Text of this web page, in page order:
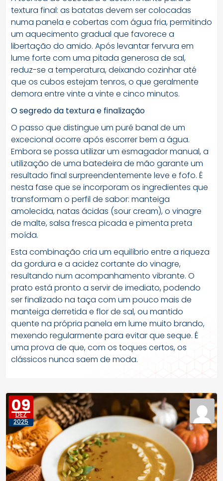
textura final: as batatas devem ser colocadas
numa panela e cobertas com água fria, permitindo
um aquecimento gradual que favorece a
libertação do amido. Após levantar fervura em
lume forte com uma pitada generosa de sal,
reduz-se a temperatura, deixando cozinhar até
que os cubos estejam tenros, o que geralmente
demora entre vinte a vinte e cinco minutos.
O segredo da textura e finalização
O passo que distingue um puré banal de um
excecional ocorre após escorrer bem a água.
Embora se possa utilizar um esmagador manual, a
utilização de uma batedeira de mão garante um
resultado final surpreendentemente leve e fofo. É
nesta fase que se incorporam os ingredientes que
transformam o perfil de sabor: manteiga
amolecida, natas ácidas (sour cream), o vinagre
de malte, salsa fresca picada e pimenta preta
moída.
Esta combinação cria um equilíbrio entre a riqueza
da gordura e a acidez cortante do vinagre,
resultando num acompanhamento vibrante. O
prato está pronto a servir de imediato, podendo
ser finalizado na taça com um pouco mais de
manteiga derretida e flor de sal, ou mantido
quente na própria panela em lume muito brando,
mexendo regularmente para evitar que seque. É
uma prova de que, com os toques certos, os
clássicos nunca saem de moda.
09
DEZ
2025